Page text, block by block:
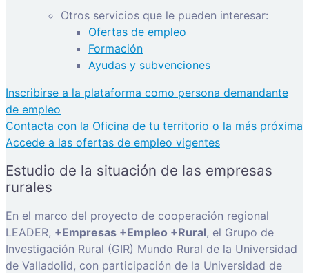
Otros servicios que le pueden interesar:
Ofertas de empleo
Formación
Ayudas y subvenciones
Inscribirse a la plataforma como persona demandante
de empleo
Contacta con la Oficina de tu territorio o la más próxima
Accede a las ofertas de empleo vigentes
Estudio de la situación de las empresas
rurales
En el marco del proyecto de cooperación regional
LEADER, +Empresas +Empleo +Rural, el Grupo de
Investigación Rural (GIR) Mundo Rural de la Universidad
de Valladolid, con participación de la Universidad de